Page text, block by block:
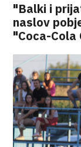
"Balki i
naslov
"Coca-Cola